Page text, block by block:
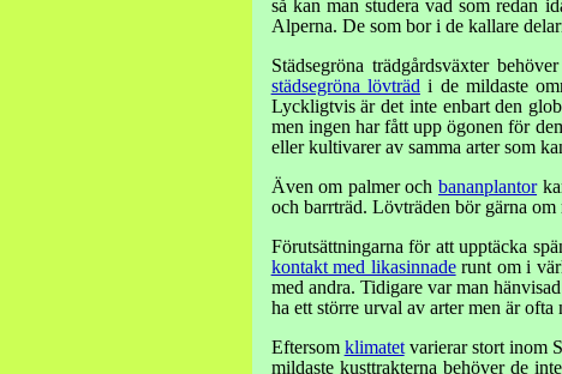
så kan man studera vad som redan
Alperna. De som bor i de kallare
Städsegröna trädgårdsväxter
städsegröna lövträd i de mildaste
Lyckligtvis är det inte enbart den
men ingen har fått upp ögonen för
eller kultivarer av samma arter som
Även om palmer ochbananplantor
och barrträd. Lövträden bör gärna om
Förutsättningarna för att upptäcka
kontakt med likasinnaderunt om i
med andra. Tidigare var man
ha ett större urval av arter men är
Eftersom klimatetvarierar stort inom
mildaste kusttrakterna behöver de